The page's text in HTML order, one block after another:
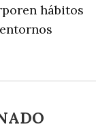
hábitos